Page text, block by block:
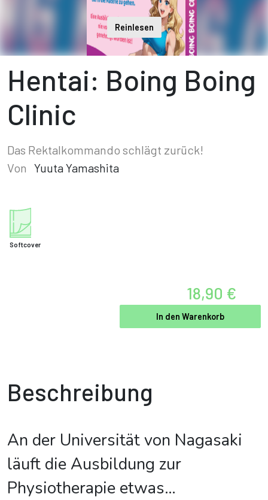
Reinlesen
Hentai: Boing Boing
Clinic
Das Rektalkommando schlägt zurück!
Von Yuuta Yamashita
Softcover
18,90 €
In den Warenkorb
Beschreibung
An der Universität von Nagasaki
läuft die Ausbildung zur
Physiotherapie etwas…